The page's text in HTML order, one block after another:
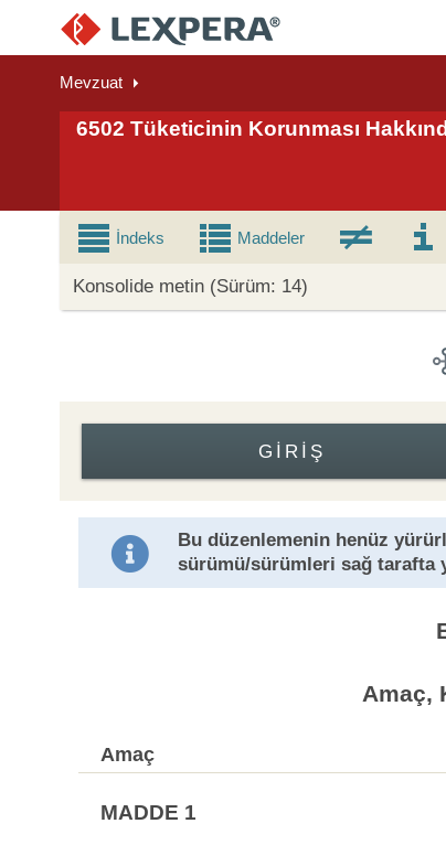
Mevzuat
6502 Tüketicinin Korunması
İndeks Maddeler
Konsolide metin (Sürüm: 14)
GIRIŞ
Bu düzenlemenin henüz
sürümü/sürümleri sağ tarafta
Amaç,
Amaç
MADDE 1